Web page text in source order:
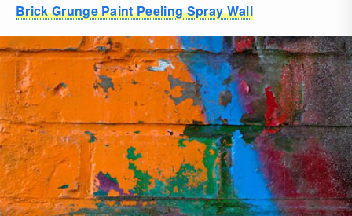
Brick Grunge Paint Peeling Spray Wall